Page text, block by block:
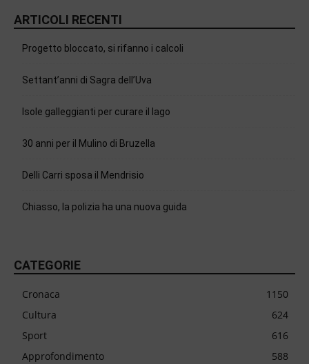
ARTICOLI RECENTI
Progetto bloccato, si rifanno i calcoli
Settant’anni di Sagra dell’Uva
Isole galleggianti per curare il lago
30 anni per il Mulino di Bruzella
Delli Carri sposa il Mendrisio
Chiasso, la polizia ha una nuova guida
CATEGORIE
Cronaca
1150
Cultura
624
Sport
616
Approfondimento
588